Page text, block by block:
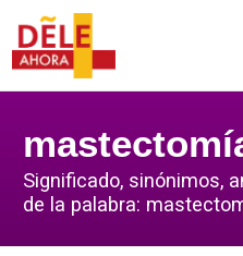
Significado, sinónimos,
de la palabra: